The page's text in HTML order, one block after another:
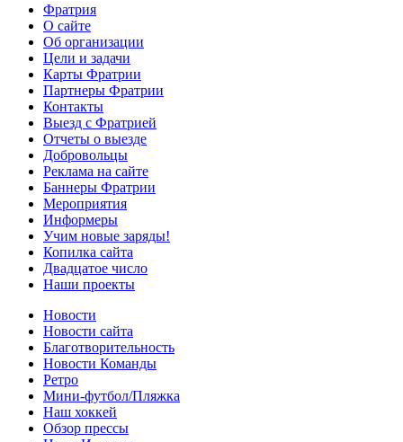
Фратрия
О сайте
Об организации
Цели и задачи
Карты Фратрии
Партнеры Фратрии
Контакты
Выезд с Фратрией
Отчеты о выезде
Добровольцы
Реклама на сайте
Баннеры Фратрии
Мероприятия
Информеры
Учим новые заряды!
Копилка сайта
Двадцатое число
Наши проекты
Новости
Новости сайта
Благотворительность
Новости Команды
Ретро
Мини-футбол/Пляжка
Наш хоккей
Обзор прессы